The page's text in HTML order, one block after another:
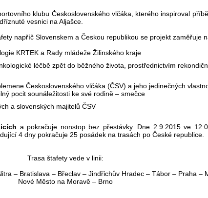
klubu Československého vlčáka, kterého inspiroval
vesnici na Aljašce.
napříč Slovenskem a Českou republikou se projekt zaměřuje
KRTEK a Rady mládeže Žilinského kraje
léčbě zpět do běžného života, prostřednictvím
Československého vlčáka (ČSV) a jeho jedinečných
pocit sounáležitosti ke své rodině – smečce
a slovenských majitelů ČSV
a pokračuje nonstop bez přestávky. Dne 2.9.2015 ve
4 dny pokračuje 25 posádek na trasách po České republice.
Trasa štafety vede v linii:
– Bratislava – Břeclav – Jindřichův Hradec – Tábor – Praha –
Nové Město na Moravě – Brno